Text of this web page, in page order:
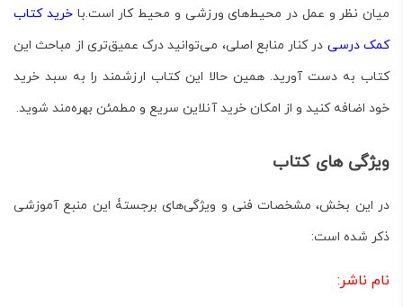
میان نظر و عمل در محیط‌های ورزشی و محیط کار است.باخرید کتاب
کمک درسی در کنار منابع اصلی، می‌توانید درک عمیق‌تری از مباحث این
کتاب به دست آورید. همین حالا این کتاب ارزشمند را به سبد خرید
خود اضافه کنید و از امکان خرید آنلاین سریع و مطمئن بهره‌مند شوید.
ویژگی های کتاب
در این بخش، مشخصات فنی و ویژگی‌های برجستۀ این منبع آموزشی
ذکر شده است:
نام ناشر: